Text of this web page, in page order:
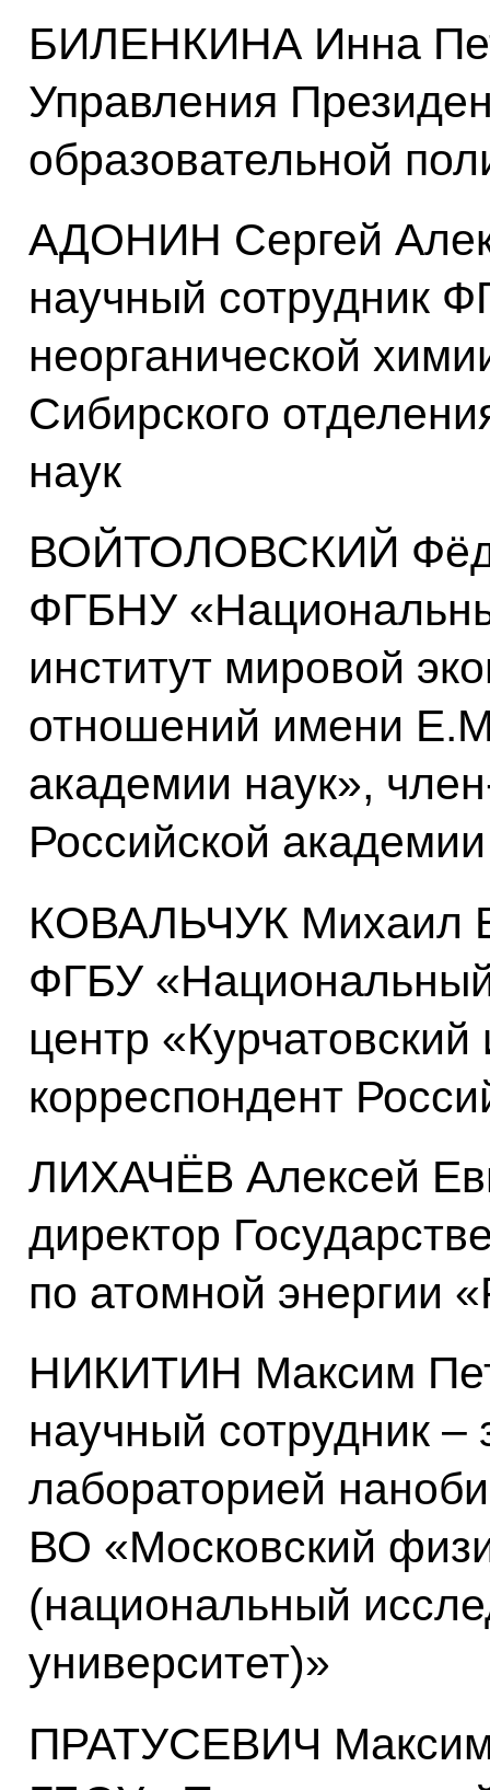
БИЛЕНКИНА Инна
Управления
образовательной
АДОНИН Сергей
научный сотрудник
неорганической
Сибирского
наук
ВОЙТОЛОВСКИЙ
ФГБНУ
институт мировой
отношений имени
академии наук»,
Российской
КОВАЛЬЧУК Михаил
ФГБУ
центр «Курчатовский
корреспондент
ЛИХАЧЁВ Алексей
директор
по атомной энергии
НИКИТИН Максим
научный сотрудник
лабораторией
ВО «Московский
(национальный
университет)»
ПРАТУСЕВИЧ Максим